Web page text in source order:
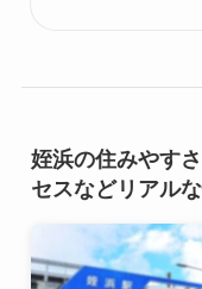
姪浜の住みやす
セスなどリアル